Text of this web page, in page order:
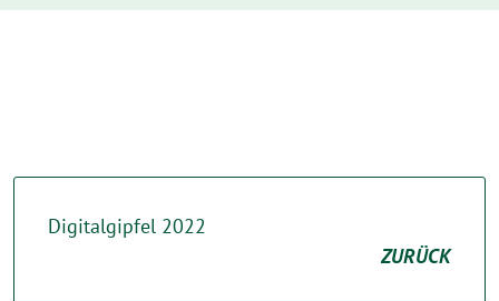
Digitalgipfel 2022
ZURÜCK